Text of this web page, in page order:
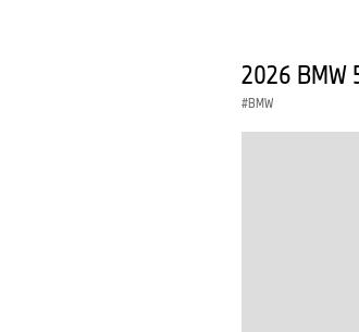
2026 BMW
BMW